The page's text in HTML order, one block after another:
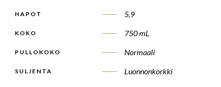
HAPOT 5,9
KOKO 750 mL
PULLOKOKO Normaali
SULJENTA Luonnonkorkki